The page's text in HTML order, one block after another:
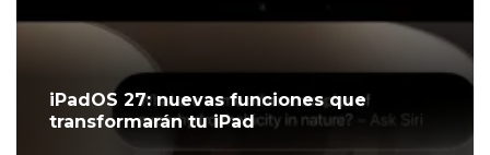
iPadOS 27: nuevas funciones que
transformarán tu iPad